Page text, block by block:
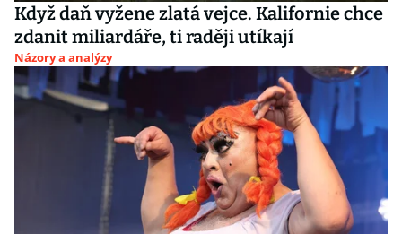
Když daň vyžene zlatá vejce. Kalifornie chce
zdanit miliardáře, ti raději utíkají
Názory a analýzy